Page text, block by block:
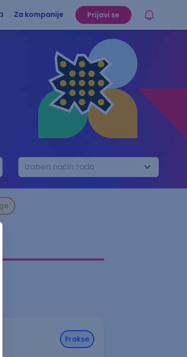
Za kompanije Prijavi se
Izaberi način rada
Prakse